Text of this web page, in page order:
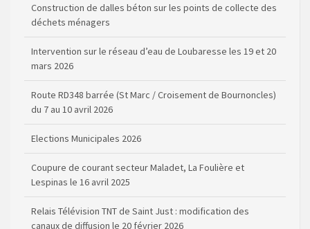
Construction de dalles béton sur les points de collecte des
déchets ménagers
Intervention sur le réseau d’eau de Loubaresse les 19 et 20
mars 2026
Route RD348 barrée (St Marc / Croisement de Bournoncles)
du 7 au 10 avril 2026
Elections Municipales 2026
Coupure de courant secteur Maladet, La Foulière et
Lespinas le 16 avril 2025
Relais Télévision TNT de Saint Just : modification des
canaux de diffusion le 20 février 2026